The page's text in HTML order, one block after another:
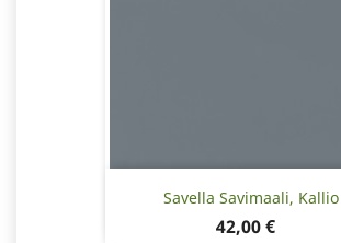
Savella Savimaali, Kallio
Hinta
42,00 €